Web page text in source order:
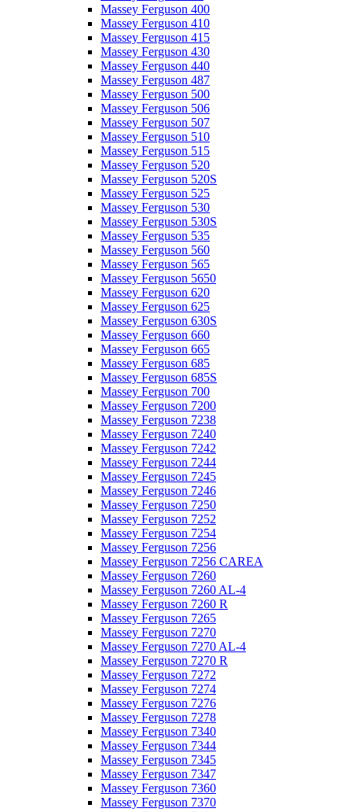
Massey Ferguson 400
Massey Ferguson 410
Massey Ferguson 415
Massey Ferguson 430
Massey Ferguson 440
Massey Ferguson 487
Massey Ferguson 500
Massey Ferguson 506
Massey Ferguson 507
Massey Ferguson 510
Massey Ferguson 515
Massey Ferguson 520
Massey Ferguson 520S
Massey Ferguson 525
Massey Ferguson 530
Massey Ferguson 530S
Massey Ferguson 535
Massey Ferguson 560
Massey Ferguson 565
Massey Ferguson 5650
Massey Ferguson 620
Massey Ferguson 625
Massey Ferguson 630S
Massey Ferguson 660
Massey Ferguson 665
Massey Ferguson 685
Massey Ferguson 685S
Massey Ferguson 700
Massey Ferguson 7200
Massey Ferguson 7238
Massey Ferguson 7240
Massey Ferguson 7242
Massey Ferguson 7244
Massey Ferguson 7245
Massey Ferguson 7246
Massey Ferguson 7250
Massey Ferguson 7252
Massey Ferguson 7254
Massey Ferguson 7256
Massey Ferguson 7256 CAREA
Massey Ferguson 7260
Massey Ferguson 7260 AL-4
Massey Ferguson 7260 R
Massey Ferguson 7265
Massey Ferguson 7270
Massey Ferguson 7270 AL-4
Massey Ferguson 7270 R
Massey Ferguson 7272
Massey Ferguson 7274
Massey Ferguson 7276
Massey Ferguson 7278
Massey Ferguson 7340
Massey Ferguson 7344
Massey Ferguson 7345
Massey Ferguson 7347
Massey Ferguson 7360
Massey Ferguson 7370